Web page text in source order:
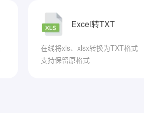
Excel转TXT
在线将xls、xlsx转换为TXT格式
支持保留原格式